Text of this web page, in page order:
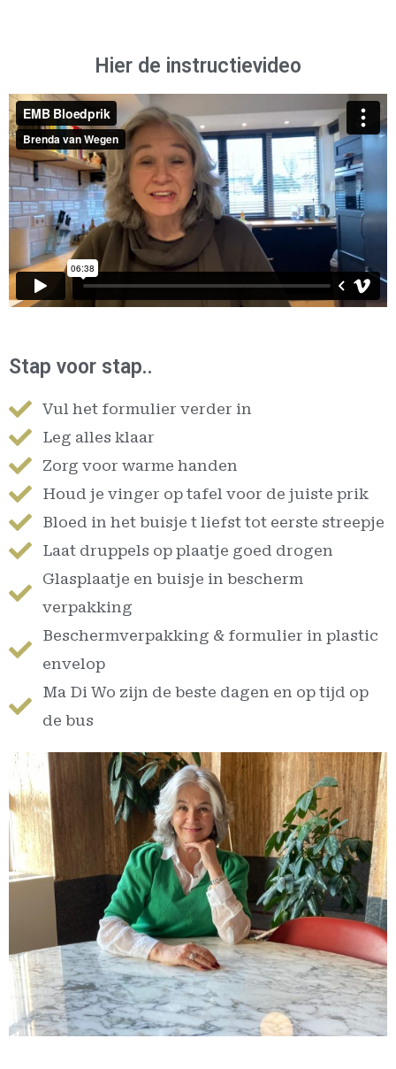
Hier de instructievideo
Stap voor stap..
Vul het formulier verder in
Leg alles klaar
Zorg voor warme handen
Houd je vinger op tafel voor de juiste prik
Bloed in het buisje t liefst tot eerste streepje
Laat druppels op plaatje goed drogen
Glasplaatje en buisje in bescherm
verpakking
Beschermverpakking & formulier in plastic
envelop
Ma Di Wo zijn de beste dagen en op tijd op
de bus